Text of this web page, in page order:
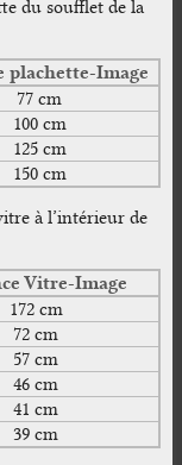
du soufflet de la
plachette-Image
77 cm
100 cm
125 cm
150 cm
à l’intérieur de
Vitre-Image
172 cm
72 cm
57 cm
46 cm
41 cm
39 cm